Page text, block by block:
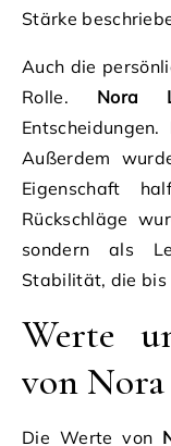
Stärke
Auch die
Rolle. Nora
Außerdem
Eigenschaft
Rückschläge
sondern als
Stabilität, die bis
Werte
von
Die Werte von